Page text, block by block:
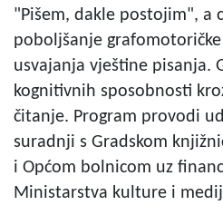
"Pišem, dakle postojim", a
poboljšanje
usvajanja vještine pisanja.
kognitivnih sposobnosti
čitanje. Program provodi
suradnji s Gradskom
i Općom bolnicom uz
Ministarstva kulture i